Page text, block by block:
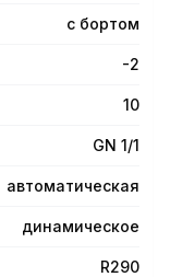
полностью
ее
систему.
столов
с бортом
-2
10
GN 1/1
автоматическая
динамическое
R290